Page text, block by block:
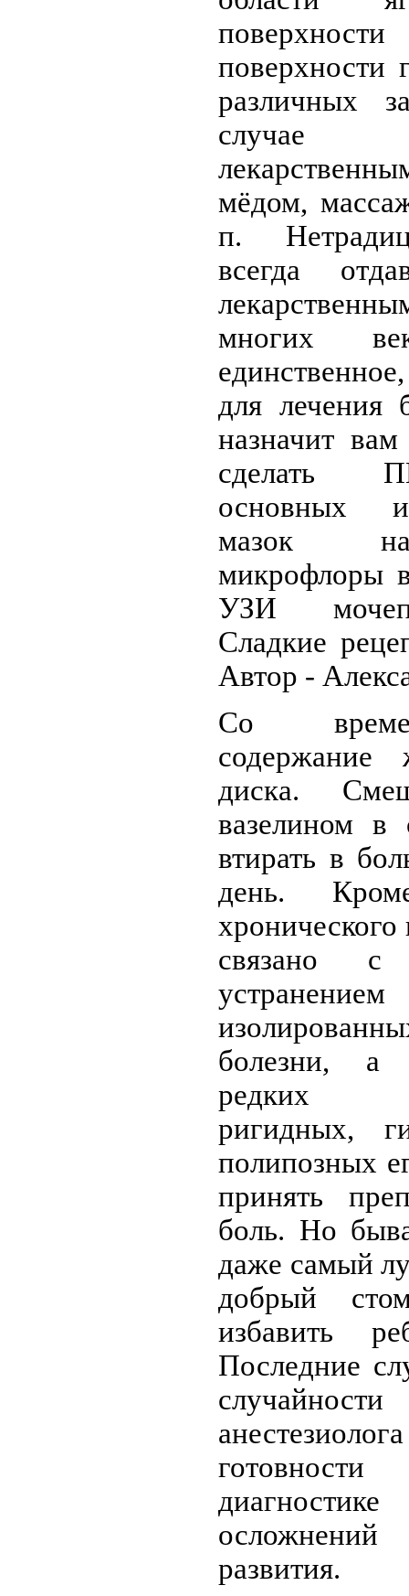
поверхности
различных
случае
мёдом,
п.
всегда
многих
для лечения
назначит
сделать
основных
мазок на
микрофлоры
УЗИ
Сладкие
Автор -
Со
содержание
диска.
вазелином
втирать в
день.
хронического
связано с
болезни, а
редких
ригидных,
полипозных
принять
боль. Но
даже самый
добрый
избавить
Последние
развития.